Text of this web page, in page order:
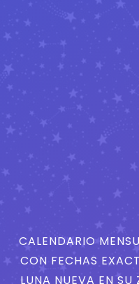
CALENDARIO
CON FECHAS
LUNA NUEVA EN